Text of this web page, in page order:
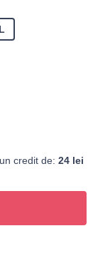
credit de: 24 lei